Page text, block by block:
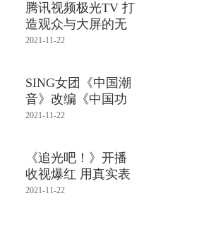
腾讯视频极光TV 打
造观众与大屏的无
界体验
2021-11-22
SING女团《中国潮
音》改编《中国功
夫》 魔
2021-11-22
《追光吧！》开播
收视爆红 用真实表
达破译爆
2021-11-22